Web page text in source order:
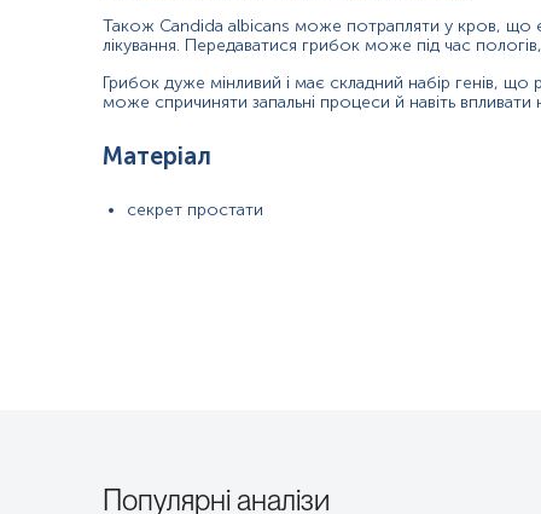
Ураження шкіри під час антибактеріальної терапії;
Ураження слизових під час антибактеріальної терапії;
Стоматити;
Кандидозний баланопостит.
Загальна характеристика
кишковому тракті та ротовій порожнині у 40–60% здорових
Це один із небагатьох видів роду Candida, які спричиняють
«Candida albicans» можна читати як тавтологію. «Candida»
Також Candida albicans може потрапляти у кров, що
лікування. Передаватися грибок може під час
Грибок дуже мінливий і має складний набір генів,
може спричиняти запальні процеси й навіть впливати
Матеріал
секрет простати
Популярні аналізи